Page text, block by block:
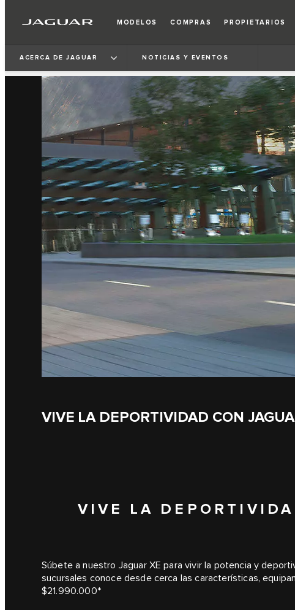
MODELOS COMPRAS PROPIETARIOS
ACERCA DE JAGUAR NOTICIAS Y EVENTOS
VIVE LA DEPORTIVIDAD CON
VIVE LA
Súbete a nuestro Jaguar XE para vivir la potencia y
sucursales conoce desde cerca las características,
$21.990.000*